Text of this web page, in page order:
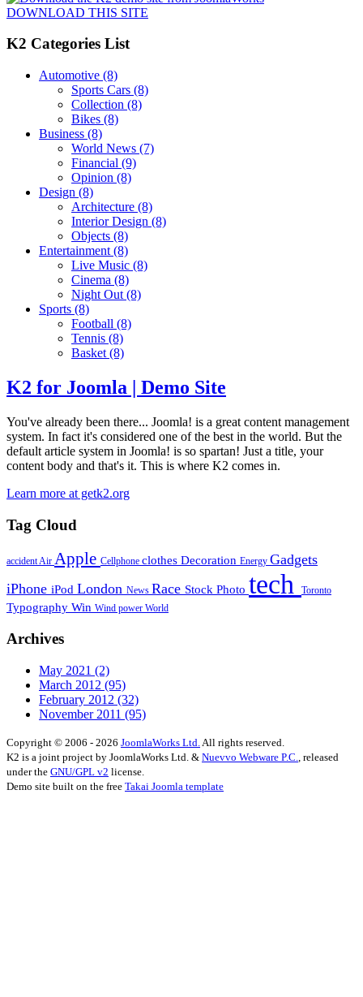
DOWNLOAD THIS SITE
K2 Categories List
Automotive (8)
Sports Cars (8)
Collection (8)
Bikes (8)
Business (8)
World News (7)
Financial (9)
Opinion (8)
Design (8)
Architecture (8)
Interior Design (8)
Objects (8)
Entertainment (8)
Live Music (8)
Cinema (8)
Night Out (8)
Sports (8)
Football (8)
Tennis (8)
Basket (8)
K2 for Joomla | Demo Site
You've already been there... Joomla! is a great content management
system. In fact it's considered one of the best in the world. But the
default article system in Joomla! is so spartan! Just a title, your
content body and that's it. This is where K2 comes in.
Learn more at getk2.org
Tag Cloud
accidentAir Apple Cellphone clothes Decoration Energy Gadgets
iPhone iPod London News Race Stock Photo tech Toronto
Typography Win Wind power World
Archives
May 2021 (2)
March 2012 (95)
February 2012 (32)
November 2011 (95)
Copyright © 2006 - 2026 JoomlaWorks Ltd. All rights reserved.
K2 is a joint project by JoomlaWorks Ltd. & Nuevvo Webware P.C.
, released
under the GNU/GPL v2 license.
Demo site built on the free Takai Joomla template